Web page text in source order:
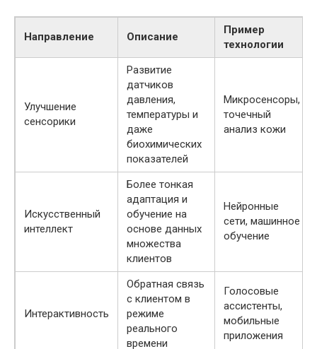
Направление Описание
Пример
технологии
Улучшение
сенсорики
Развитие
датчиков
давления,
температуры и
даже
биохимических
показателей
Микросенсоры,
точечный
анализ кожи
Искусственный
интеллект
Более тонкая
адаптация и
обучение на
основе данных
множества
клиентов
Нейронные
сети, машинное
обучение
Интерактивность
Обратная связь
с клиентом в
режиме
реального
времени
Голосовые
ассистенты,
мобильные
приложения